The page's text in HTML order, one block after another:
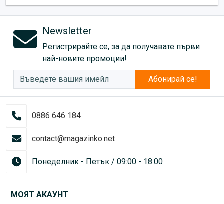
Newsletter
Регистрирайте се, за да получавате първи
най-новите промоции!
Абонирай се!
0886 646 184
contact@magazinko.net
Понеделник - Петък / 09:00 - 18:00
МОЯТ АКАУНТ